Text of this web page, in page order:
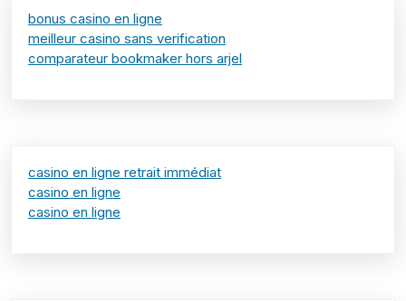
bonus casino en ligne
meilleur casino sans verification
comparateur bookmaker hors arjel
casino en ligne retrait immédiat
casino en ligne
casino en ligne